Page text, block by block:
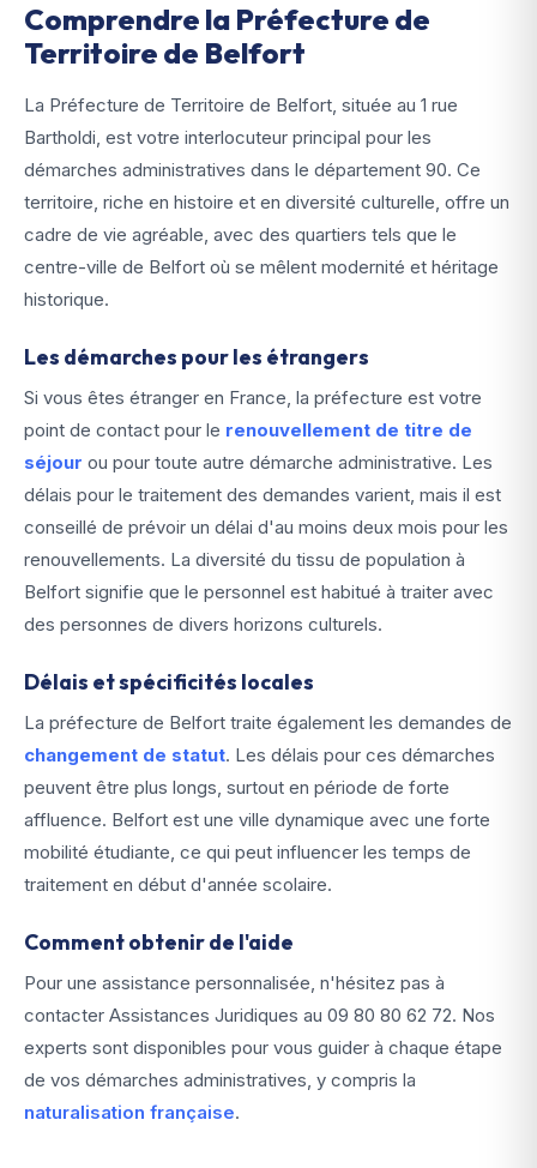
Comprendre la Préfecture de
Territoire de Belfort
La Préfecture de Territoire de Belfort, située au 1 rue
Bartholdi, est votre interlocuteur principal pour les
démarches administratives dans le département 90. Ce
territoire, riche en histoire et en diversité culturelle, offre un
cadre de vie agréable, avec des quartiers tels que le
centre-ville de Belfort où se mêlent modernité et héritage
historique.
Les démarches pour les étrangers
Si vous êtes étranger en France, la préfecture est votre
point de contact pour le renouvellement de titre de
séjour ou pour toute autre démarche administrative. Les
délais pour le traitement des demandes varient, mais il est
conseillé de prévoir un délai d'au moins deux mois pour les
renouvellements. La diversité du tissu de population à
Belfort signifie que le personnel est habitué à traiter avec
des personnes de divers horizons culturels.
Délais et spécificités locales
La préfecture de Belfort traite également les demandes de
changement de statut. Les délais pour ces démarches
peuvent être plus longs, surtout en période de forte
affluence. Belfort est une ville dynamique avec une forte
mobilité étudiante, ce qui peut influencer les temps de
traitement en début d'année scolaire.
Comment obtenir de l'aide
Pour une assistance personnalisée, n'hésitez pas à
contacter Assistances Juridiques au 09 80 80 62 72. Nos
experts sont disponibles pour vous guider à chaque étape
de vos démarches administratives, y compris la
naturalisation française.